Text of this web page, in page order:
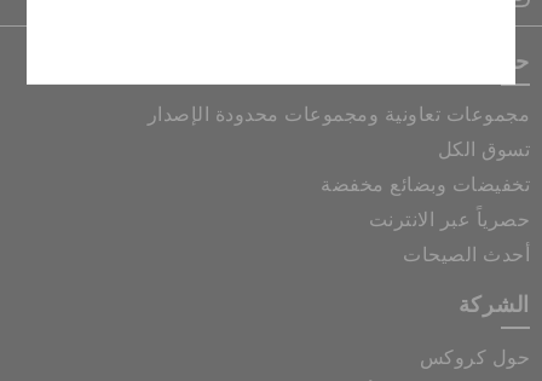
حصريات كروكس
مجموعات تعاونية ومجموعات محدودة الإصدار
تسوق الكل
تخفيضات وبضائع مخفضة
حصرياً عبر الانترنت
أحدث الصيحات
الشركة
حول كروكس